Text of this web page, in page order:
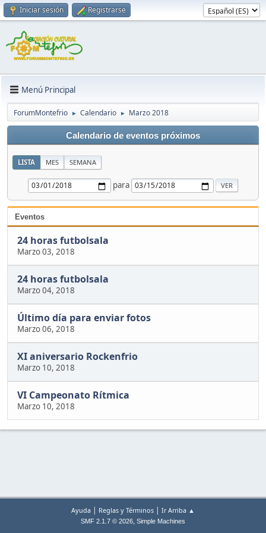
Iniciar sesión Registrarse
Menú Principal
ForumMontefrio ► Calendario ► Marzo 2018
Calendario de eventos próximos
LISTA MES SEMANA
para
Eventos
24 horas futbolsala
Marzo 03, 2018
24 horas futbolsala
Marzo 04, 2018
Último día para enviar fotos
Marzo 06, 2018
XI aniversario Rockenfrio
Marzo 10, 2018
VI Campeonato Rítmica
Marzo 10, 2018
Ayuda | Reglas y Términos | Ir Arriba ▲
SMF 2.1.7 © 2026, Simple Machines